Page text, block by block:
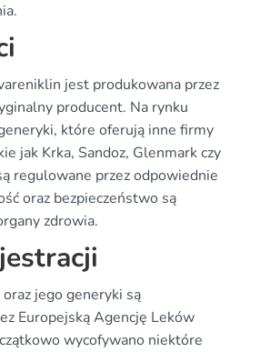
jest produkowana przez
producent. Na rynku
które oferują inne firmy
jak Krka, Sandoz, Glenmark czy
regulowane przez odpowiednie
oraz bezpieczeństwo są
zdrowia.
jego generyki są
Europejską Agencję Leków
wycofywano niektóre